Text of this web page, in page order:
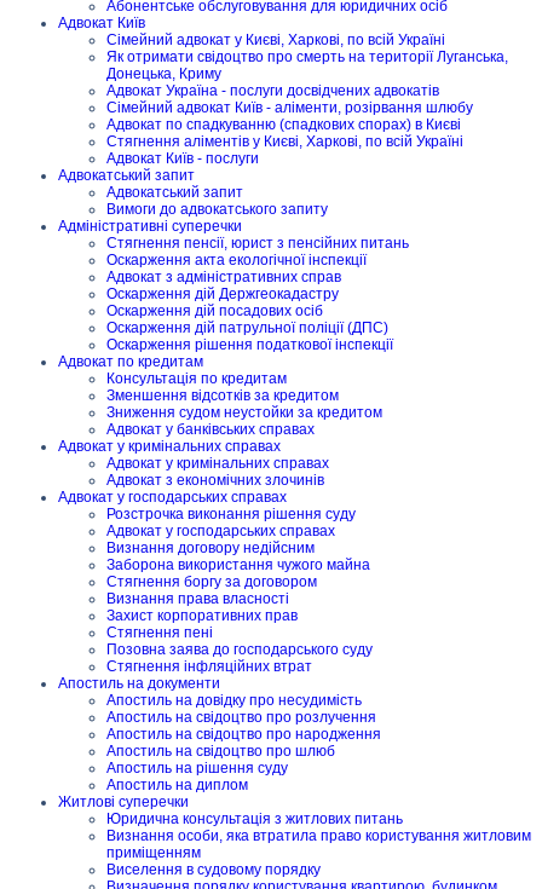
Абонентське обслуговування для юридичних осіб
Адвокат Київ
Сімейний адвокат у Києві, Харкові, по всій Україні
Як отримати свідоцтво про смерть на території Луганська,
Донецька, Криму
Адвокат Україна - послуги досвідчених адвокатів
Сімейний адвокат Київ - аліменти, розірвання шлюбу
Адвокат по спадкуванню (спадкових спорах) в Києві
Стягнення аліментів у Києві, Харкові, по всій Україні
Адвокат Київ - послуги
Адвокатський запит
Адвокатський запит
Вимоги до адвокатського запиту
Адміністративні суперечки
Стягнення пенсії, юрист з пенсійних питань
Оскарження акта екологічної інспекції
Адвокат з адміністративних справ
Оскарження дій Держгеокадастру
Оскарження дій посадових осіб
Оскарження дій патрульної поліції (ДПС)
Оскарження рішення податкової інспекції
Адвокат по кредитам
Консультація по кредитам
Зменшення відсотків за кредитом
Зниження судом неустойки за кредитом
Адвокат у банківських справах
Адвокат у кримінальних справах
Адвокат у кримінальних справах
Адвокат з економічних злочинів
Адвокат у господарських справах
Розстрочка виконання рішення суду
Адвокат у господарських справах
Визнання договору недійсним
Заборона використання чужого майна
Стягнення боргу за договором
Визнання права власності
Захист корпоративних прав
Стягнення пені
Позовна заява до господарського суду
Стягнення інфляційних втрат
Апостиль на документи
Апостиль на довідку про несудимість
Апостиль на свідоцтво про розлучення
Апостиль на свідоцтво про народження
Апостиль на свідоцтво про шлюб
Апостиль на рішення суду
Апостиль на диплом
Житлові суперечки
Юридична консультація з житлових питань
Визнання особи, яка втратила право користування житловим
приміщенням
Виселення в судовому порядку